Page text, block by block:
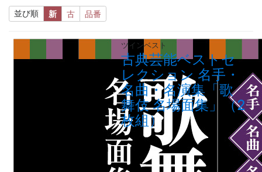
並び順 新 古 品番
ツインベスト
古典芸能ベストセ
レクション 名手・
名曲・名演集「歌
舞伎 名場面集」（2
枚組）